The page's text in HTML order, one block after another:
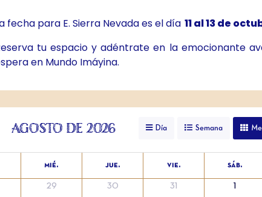
fecha para E. Sierra Nevada es el día 11 al 13 de
tu espacio y adéntrate en la emocionante
en Mundo Imáyina.
agosto de 2026 Día Semana
mié. jue. vie. sáb.
29 30 31 1